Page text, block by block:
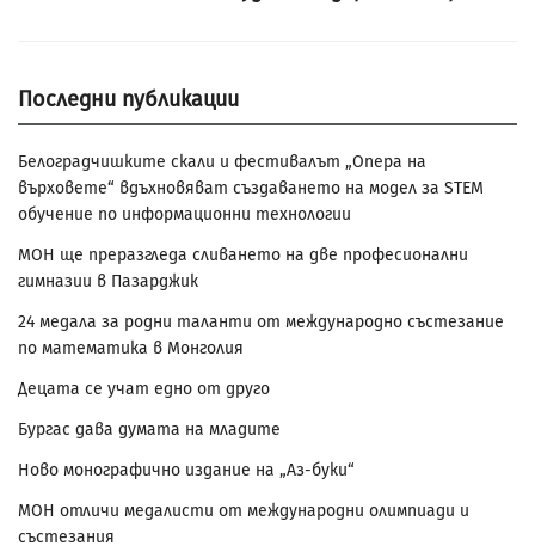
Последни публикации
Белоградчишките скали и фестивалът „Опера на
върховете“ вдъхновяват създаването на модел за STEM
обучение по информационни технологии
МОН ще преразгледа сливането на две професионални
гимназии в Пазарджик
24 медала за родни таланти от международно състезание
по математика в Монголия
Децата се учат едно от друго
Бургас дава думата на младите
Ново монографично издание на „Аз-буки“
МОН отличи медалисти от международни олимпиади и
състезания